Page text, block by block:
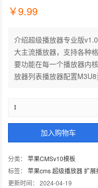
￥9.99
介绍超级播放器专业版
大主流播放器，支持各种
要功能在每一个播放器内
放器列表播放器配置
加入购物车
分类：苹果CMSv10模板
标签：苹果cms 超级播放器 扩展
更新时间： 2024-04-19